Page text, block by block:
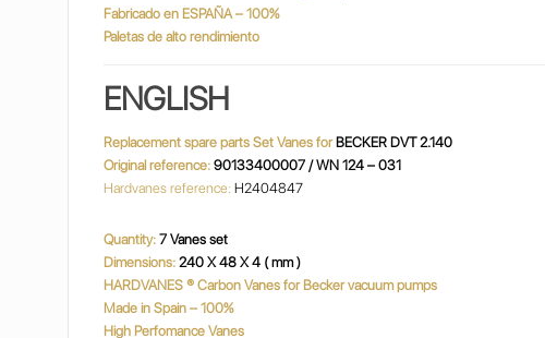
Fabricado en ESPAÑA – 100%
Paletas de alto rendimiento
ENGLISH
Replacement spare parts Set Vanes for BECKER DVT 2.140
Original reference:90133400007 / WN 124 – 031
Hardvanes reference: H2404847
Quantity:7 Vanes set
Dimensions: 240 X 48 X 4 ( mm )
HARDVANES ® Carbon Vanes for Becker vacuum pumps
Made in Spain – 100%
High Perfomance Vanes